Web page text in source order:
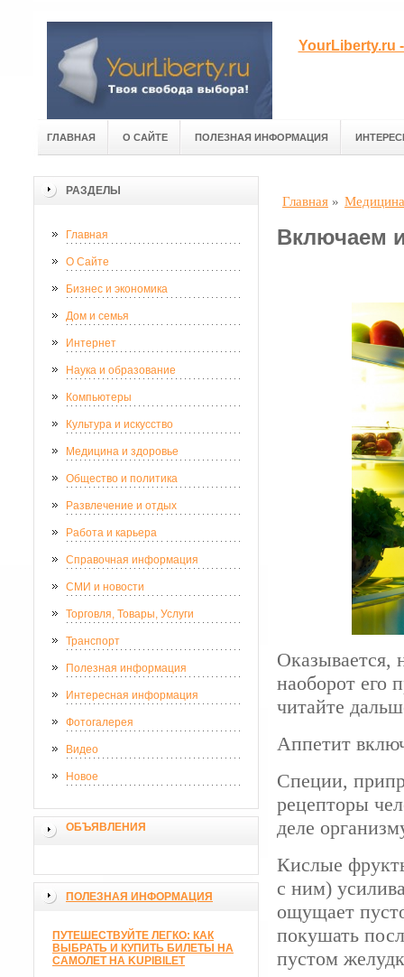
YourLiberty.ru
ГЛАВНАЯ О САЙТЕ ПОЛЕЗНАЯ ИНФОРМАЦИЯ
РАЗДЕЛЫ
Главная
О Сайте
Бизнес и экономика
Дом и семья
Интернет
Наука и образование
Компьютеры
Культура и искусство
Медицина и здоровье
Общество и политика
Развлечение и отдых
Работа и карьера
Справочная информация
СМИ и новости
Торговля, Товары, Услуги
Транспорт
Полезная информация
Интересная информация
Фотогалерея
Видео
Новое
ОБЪЯВЛЕНИЯ
ПОЛЕЗНАЯ ИНФОРМАЦИЯ
ПУТЕШЕСТВУЙТЕ ЛЕГКО: КАК
ВЫБРАТЬ И КУПИТЬ БИЛЕТЫ НА
САМОЛЕТ НА KUPIBILET
Главная »
Включаем
Оказывается,
наоборот его
читайте
Аппетит
Специи,
рецепторы
деле
Кислые
с ним)
ощущает
покушать
пустом